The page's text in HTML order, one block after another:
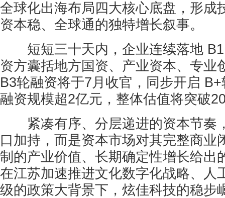
全球化出海布局四大核心底盘，形成
资本稳、全球通的独特增长叙事。
短短三十天内，企业连续落地 B1
资方囊括地方国资、产业资本、专业
B3轮融资将于7月收官，同步开启
融资规模超2亿元，整体估值将突破
紧凑有序、分层递进的资本节奏
口加持，而是资本市场对其完整商业
制的产业价值、长期确定性增长给出
在江苏加速推进文化数字化战略、人
级的政策大背景下，炫佳科技的稳步